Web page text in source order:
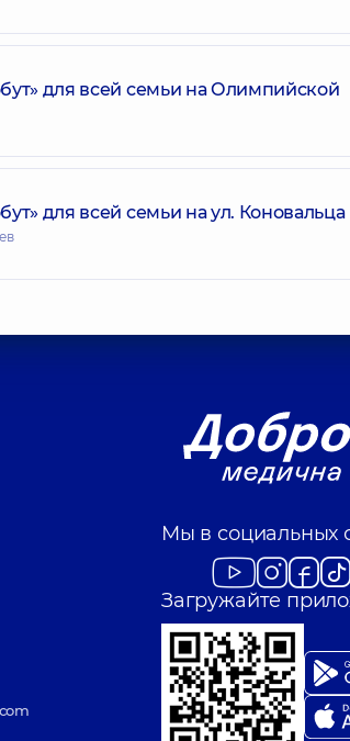
для всей семьи на Олимпийской
для всей семьи на ул. Коновальца
Мы в социальных
Загружайте